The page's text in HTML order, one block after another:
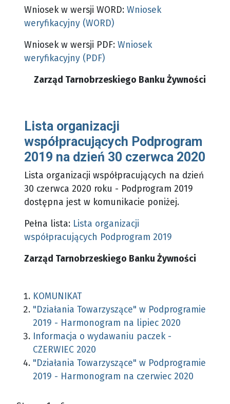
Wniosek w wersji WORD: Wniosek
weryfikacyjny (WORD)
Wniosek w wersji PDF: Wniosek
weryfikacyjny (PDF)
Zarząd Tarnobrzeskiego Banku Żywności
Lista organizacji
współpracujących Podprogram
2019 na dzień 30 czerwca 2020
Lista organizacji współpracujących na dzień
30 czerwca 2020 roku - Podprogram 2019
dostępna jest w komunikacie poniżej.
Pełna lista: Lista organizacji
współpracujących Podprogram 2019
Zarząd Tarnobrzeskiego Banku Żywności
KOMUNIKAT
"Działania Towarzyszące" w Podprogramie
2019 - Harmonogram na lipiec 2020
Informacja o wydawaniu paczek -
CZERWIEC 2020
"Działania Towarzyszące" w Podprogramie
2019 - Harmonogram na czerwiec 2020